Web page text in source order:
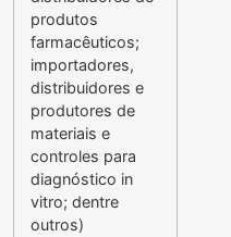
produtos
farmacêuticos;
importadores,
distribuidores e
produtores de
materiais e
controles para
diagnóstico in
vitro; dentre
outros)